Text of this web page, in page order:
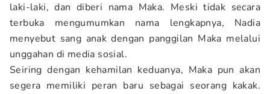
laki-laki, dan diberi nama Maka. Meski tidak secara
terbuka mengumumkan nama lengkapnya, Nadia
menyebut sang anak dengan panggilan Maka melalui
unggahan di media sosial.
Seiring dengan kehamilan keduanya, Maka pun akan
segera memiliki peran baru sebagai seorang kakak.